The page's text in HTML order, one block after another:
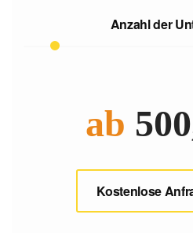
Anzahl der
ab
Kostenlose